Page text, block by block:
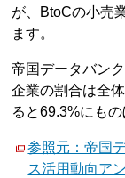
が、BtoCの小売
ます。
帝国データバン
企業の割合は全
ると69.3%にもの
参照元：帝国
ス活用動向ア